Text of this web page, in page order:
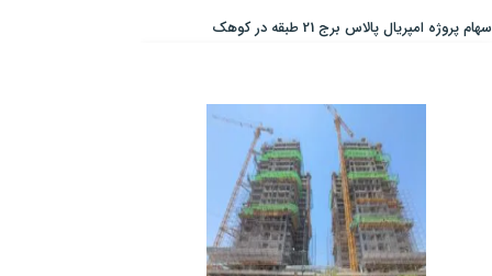
سهام پروژه امپریال پالاس برج 21 طبقه در کوهک